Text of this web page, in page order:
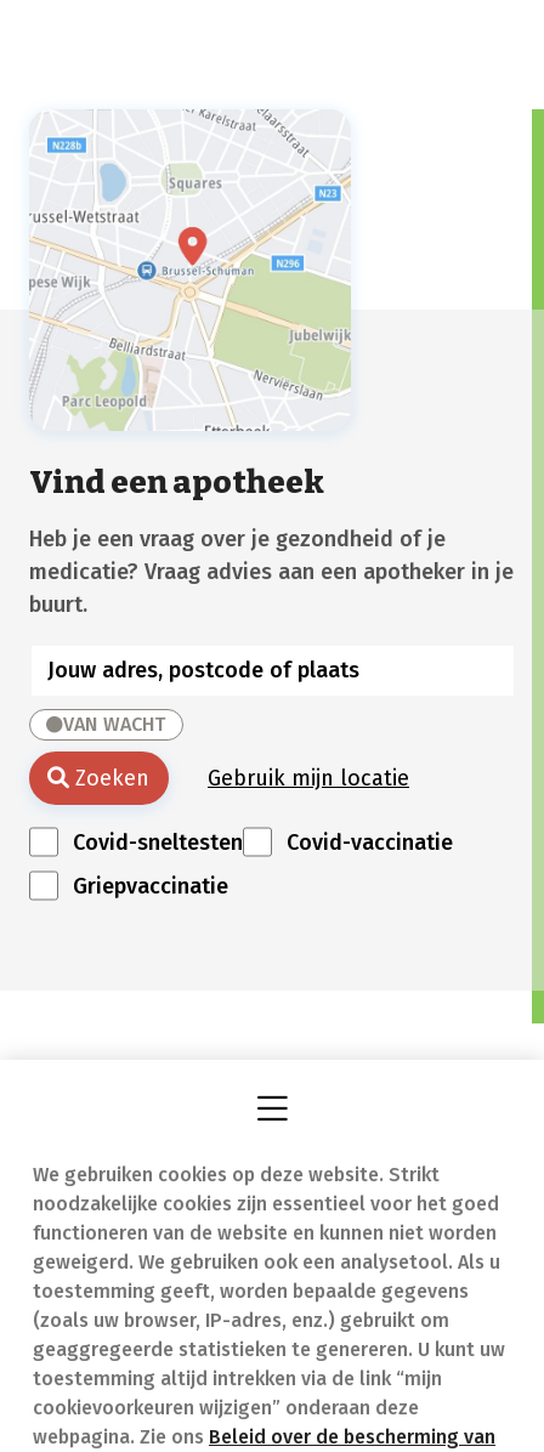
We gebruiken cookies op deze website. Strikt
noodzakelijke cookies zijn essentieel voor het goed
functioneren van de website en kunnen niet worden
geweigerd. We gebruiken ook een analysetool. Als u
toestemming geeft, worden bepaalde gegevens
(zoals uw browser, IP-adres, enz.) gebruikt om
geaggregeerde statistieken te genereren. U kunt uw
toestemming altijd intrekken via de link “mijn
cookievoorkeuren wijzigen” onderaan deze
webpagina. Zie ons Beleid over de bescherming van
Vind een apotheek
Heb je een vraag over je gezondheid of je
medicatie? Vraag advies aan een apotheker in je
buurt.
VAN WACHT
Zoeken Gebruik mijn locatie
Covid-sneltesten
Covid-vaccinatie
Griepvaccinatie
Vind een apotheek
Onze expertise
Ziekten
Geneesmiddelen
In geval van nood
Contact
Veelgestelde vragen
(FAQ)